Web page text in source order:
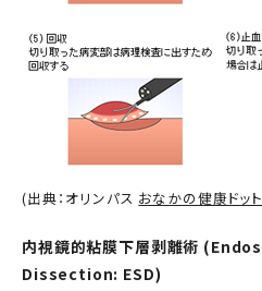
(出典：オリンパス おなかの健康ドッ
内視鏡的粘膜下層剥離術
Dissection: ESD)